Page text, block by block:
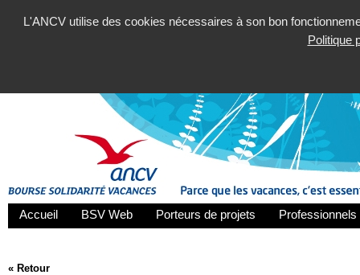
L'ANCV utilise des cookies nécessaires à son bon
Politique
Accueil BSV Web Porteurs de projets
« Retour